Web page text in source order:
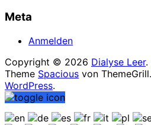
Meta
Anmelden
Copyright © 2026 Dialyse Leer.
Theme Spacious von
WordPress.